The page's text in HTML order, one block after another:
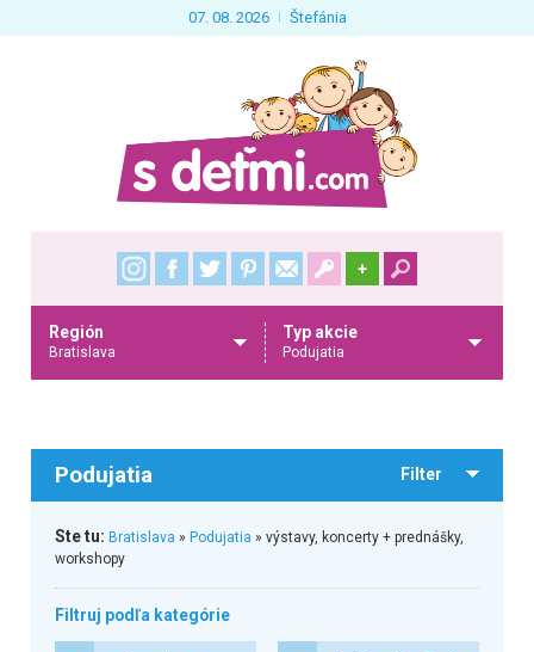
07. 08. 2026 Štefánia
+
Región
Bratislava
Typ akcie
Podujatia
Podujatia Filter
Ste tu: Bratislava » Podujatia » výstavy, koncerty + prednášky,
workshopy
Filtruj podľa kategórie